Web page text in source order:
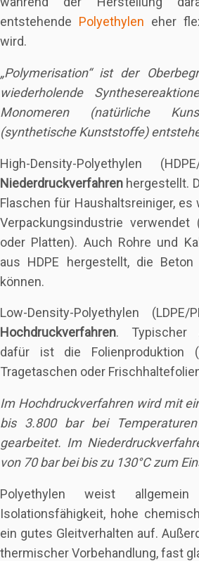
entstehende Polyethylen eher
wird.
„Polymerisation“ ist der
wiederholende
Monomeren (natürliche
(synthetische Kunststoffe)
High-Density-Polyethylen
Niederdruckverfahren hergestellt.
Flaschen für Haushaltsreiniger, es
Verpackungsindustrie
oder Platten). Auch Rohre und
aus HDPE hergestellt, die
können.
Low-Density-Polyethylen
Hochdruckverfahren. Typischer
dafür ist die Folienproduktion
Tragetaschen oder
Im Hochdruckverfahren wird mit
bis 3.800 bar bei
gearbeitet. Im
von 70 bar bei bis zu 130°C zum
Polyethylen weist
Isolationsfähigkeit, hohe
ein gutes Gleitverhalten auf.
thermischer Vorbehandlung, fast